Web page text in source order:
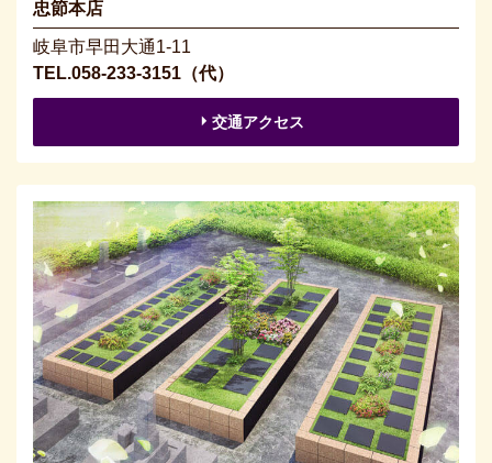
忠節本店
岐阜市早田大通1-11
TEL.058-233-3151（代）
交通アクセス